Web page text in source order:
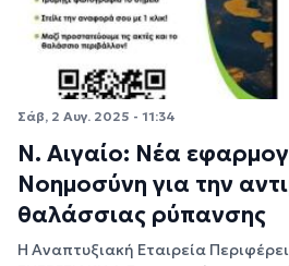
Σάβ, 2 Αυγ. 2025 - 11:34
Ν. Αιγαίο: Νέα
Νοημοσύνη για την
θαλάσσιας ρύπανσης
Η Αναπτυξιακή Εταιρεία